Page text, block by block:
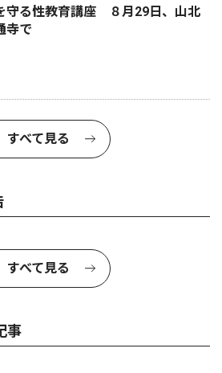
守る性教育講座 ８月29日、山北
寺で
すべて見る
すべて見る
事